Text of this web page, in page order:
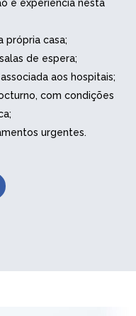
e experiência nesta
própria casa;
de espera;
aos hospitais;
com condições
urgentes.